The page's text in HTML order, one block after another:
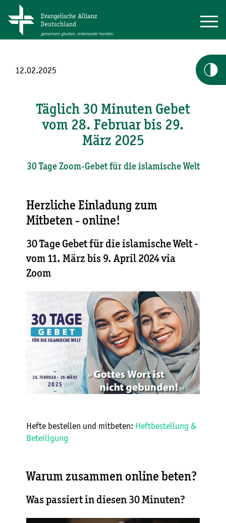
12.02.2025
Täglich 30 Minuten Gebet
vom 28. Februar bis 29.
März 2025
30 Tage Zoom-Gebet für die islamische Welt
Herzliche Einladung zum
Mitbeten - online!
30 Tage Gebet für die islamische Welt -
vom 11. März bis 9. April 2024 via
Zoom
Hefte bestellen und mitbeten: Heftbestellung &
Beteiligung
Warum zusammen online beten?
Was passiert in diesen 30 Minuten?